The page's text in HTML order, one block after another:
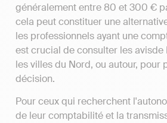
généralement entre 80 et 300 €
cela peut constituer une
les professionnels ayant une
est crucial de consulter les avisde
les villes du Nord, ou autour, pour
décision.
Pour ceux qui recherchent
de leur comptabilité et la